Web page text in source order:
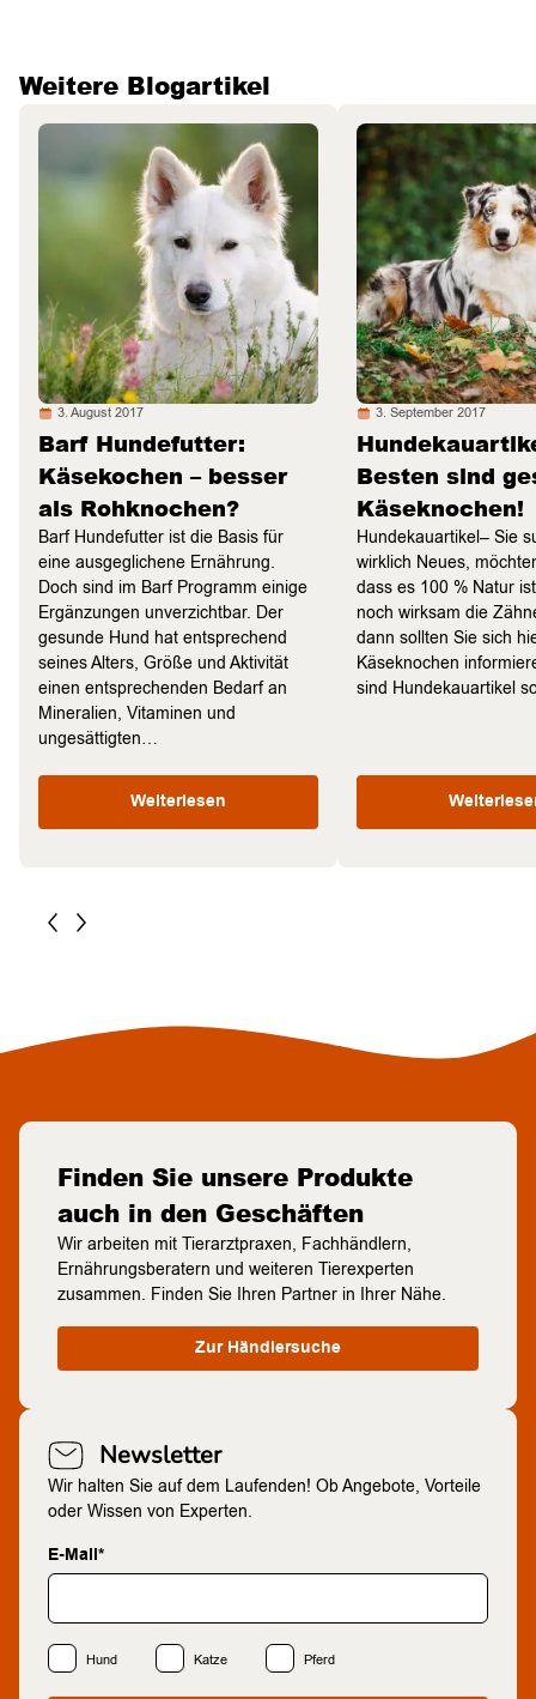
Weitere Blogartikel
3. August 2017
Barf Hundefutter:
Käsekochen – besser
als Rohknochen?
Barf Hundefutter ist die Basis für
eine ausgeglichene Ernährung.
Doch sind im Barf Programm einige
Ergänzungen unverzichtbar. Der
gesunde Hund hat entsprechend
seines Alters, Größe und Aktivität
einen entsprechenden Bedarf an
Mineralien, Vitaminen und
ungesättigten…
Weiterlesen
3. September 2017
Besten sind
Käseknochen!
Hundekauartikel– Sie
wirklich Neues,
dass es 100 % Natur
noch wirksam die
dann sollten Sie sich
Käseknochen
sind Hundekauartikel
Finden Sie unsere Produkte
auch in den Geschäften
Wir arbeiten mit Tierarztpraxen, Fachhändlern,
Ernährungsberatern und weiteren Tierexperten
zusammen. Finden Sie Ihren Partner in Ihrer Nähe.
Zur Händlersuche
Newsletter
Wir halten Sie auf dem Laufenden! Ob Angebote, Vorteile
oder Wissen von Experten.
E-Mail*
Hund Katze Pferd